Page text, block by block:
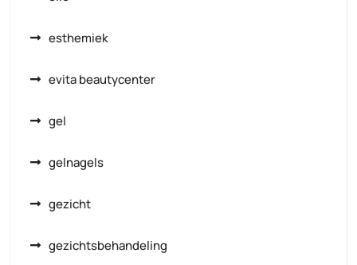
esthemiek
evita beautycenter
gel
gelnagels
gezicht
gezichtsbehandeling